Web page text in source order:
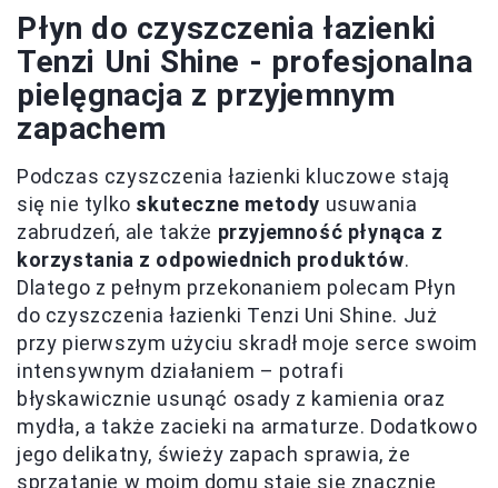
Płyn do czyszczenia łazienki
Tenzi Uni Shine - profesjonalna
pielęgnacja z przyjemnym
zapachem
Podczas czyszczenia łazienki kluczowe stają
się nie tylko skuteczne metody usuwania
zabrudzeń, ale także przyjemność płynąca z
korzystania z odpowiednich produktów.
Dlatego z pełnym przekonaniem polecam Płyn
do czyszczenia łazienki Tenzi Uni Shine. Już
przy pierwszym użyciu skradł moje serce swoim
intensywnym działaniem – potrafi
błyskawicznie usunąć osady z kamienia oraz
mydła, a także zacieki na armaturze. Dodatkowo
jego delikatny, świeży zapach sprawia, że
sprzątanie w moim domu staje się znacznie